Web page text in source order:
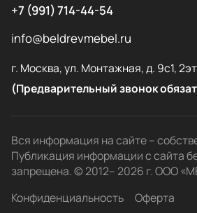
+7 (991) 714-44-54
info@beldrevmebel.ru
г. Москва, ул. Монтажная, д. 9с1, 2эт
(Предварительный звонок
Вся информация на сайте –
Публикация информации с сайта
запрещена. © 2012– 2026 г. ООО
Конфиденциальность
Оферта